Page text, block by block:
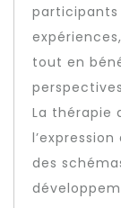
participants
tout en
La thérapie
des